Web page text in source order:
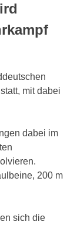
mit dabei
dabei im
200 m
sich die